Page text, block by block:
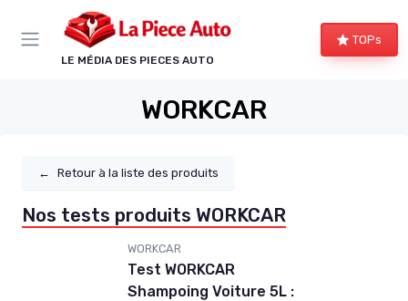
LE MÉDIA DES PIECES AUTO
TOPs
WORKCAR
← Retour à la liste des produits
Nos tests produits WORKCAR
WORKCAR
Test WORKCAR
Shampoing Voiture 5L :
Panneau de gestion des cookies